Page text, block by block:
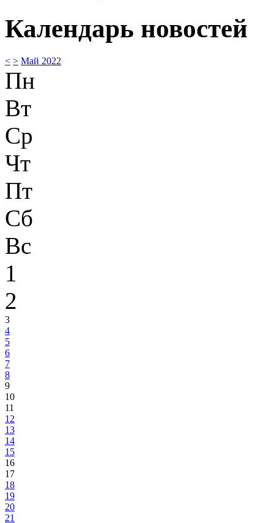
Календарь новостей
< > Май 2022
Пн
Вт
Ср
Чт
Пт
Сб
Вс
1
2
3
4
5
6
7
8
9
10
11
12
13
14
15
16
17
18
19
20
21